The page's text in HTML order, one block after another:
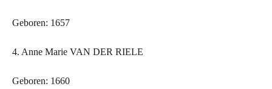
Geboren: 1657
4. Anne Marie VAN DER RIELE
Geboren: 1660